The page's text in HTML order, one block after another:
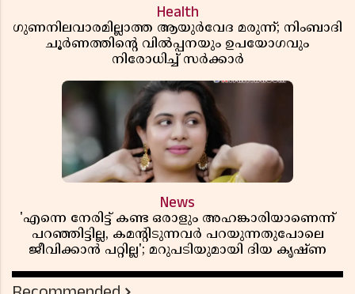
Health
ഗുണനിലവാരമില്ലാത്ത ആയുർവേദ മരുന്ന്; നിംബാദി
ചൂർണത്തിൻ്റെ വിൽപ്പനയും ഉപയോഗവും
നിരോധിച്ച് സർക്കാർ
News
'എന്നെ നേരിട്ട് കണ്ട ഒരാളും അഹങ്കാരിയാണെന്ന്
പറഞ്ഞിട്ടില്ല, കമൻ്റിടുന്നവർ പറയുന്നതുപോലെ
ജീവിക്കാൻ പറ്റില്ല'; മറുപടിയുമായി ദിയ കൃഷ്ണ